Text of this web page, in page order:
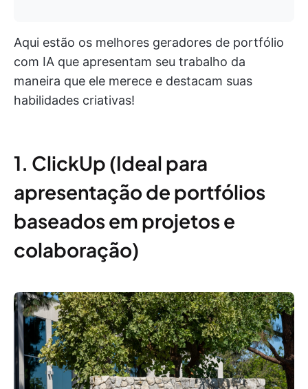
Aqui estão os melhores geradores de portfólio
com IA que apresentam seu trabalho da
maneira que ele merece e destacam suas
habilidades criativas!
1. ClickUp (Ideal para
apresentação de portfólios
baseados em projetos e
colaboração)